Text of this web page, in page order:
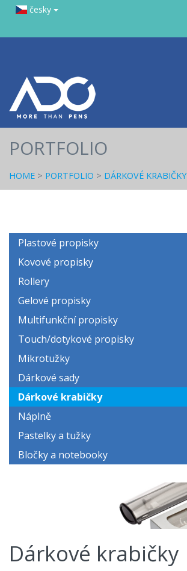
česky
PORTFOLIO
HOME > PORTFOLIO > DÁRKOVÉ KRABIČKY
Plastové propisky
Kovové propisky
Rollery
Gelové propisky
Multifunkční propisky
Touch/dotykové propisky
Mikrotužky
Dárkové sady
Dárkové krabičky
Náplně
Pastelky a tužky
Bločky a notebooky
Dárkové krabičky